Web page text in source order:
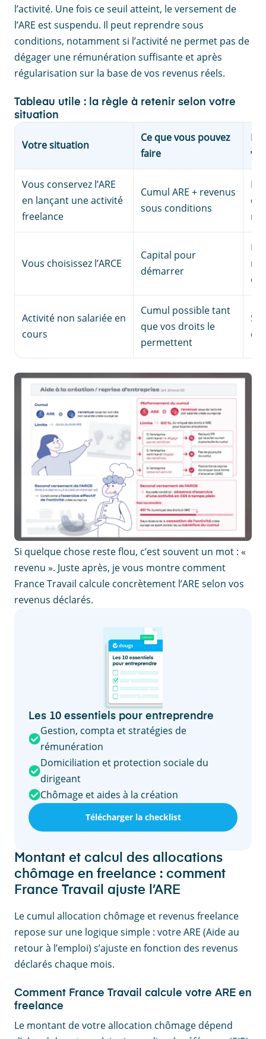
l’activité. Une fois ce seuil atteint, le versement de
l’ARE est suspendu. Il peut reprendre sous
conditions, notamment si l’activité ne permet pas de
dégager une rémunération suffisante et après
régularisation sur la base de vos revenus réels.
Tableau utile : la règle à retenir selon votre
situation
Votre situation
Ce que vous pouvez
faire
Le
Vous conservez l’ARE
en lançant une activité
freelance
Cumul ARE + revenus
sous conditions
Vous choisissez l’ARCE
Capital pour
démarrer
Activité non salariée en
cours
Cumul possible tant
que vos droits le
permettent
du
Si quelque chose reste flou, c’est souvent un mot : «
revenu ». Juste après, je vous montre comment
France Travail calcule concrètement l’ARE selon vos
revenus déclarés.
Les 10 essentiels pour entreprendre
Gestion, compta et stratégies de
rémunération
Domiciliation et protection sociale du
dirigeant
Chômage et aides à la création
Télécharger la checklist
Montant et calcul des allocations
chômage en freelance : comment
France Travail ajuste l’ARE
Le cumul allocation chômage et revenus freelance
repose sur une logique simple : votre ARE (Aide au
retour à l’emploi) s’ajuste en fonction des revenus
déclarés chaque mois.
Comment France Travail calcule votre ARE en
freelance
Le montant de votre allocation chômage dépend